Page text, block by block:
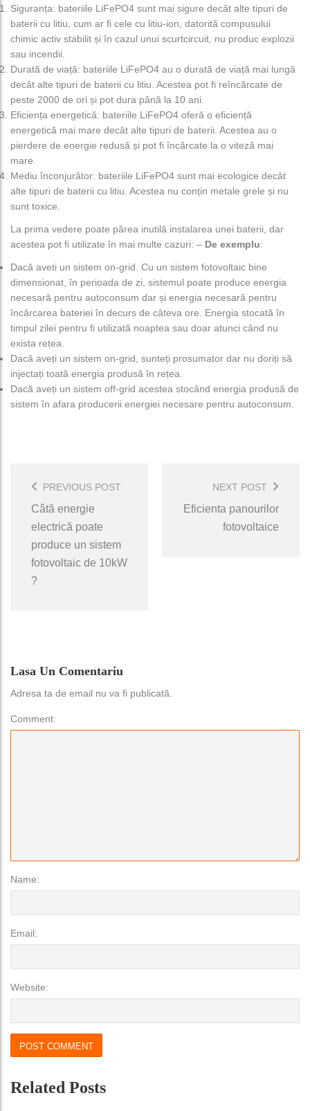
Siguranța: bateriile LiFePO4 sunt mai sigure decât alte tipuri de
baterii cu litiu, cum ar fi cele cu litiu-ion, datorită compusului
chimic activ stabilit și în cazul unui scurtcircuit, nu produc explozii
sau incendii.
Durată de viață: bateriile LiFePO4 au o durată de viață mai lungă
decât alte tipuri de baterii cu litiu. Acestea pot fi reîncărcate de
peste 2000 de ori și pot dura până la 10 ani.
Eficiența energetică: bateriile LiFePO4 oferă o eficiență
energetică mai mare decât alte tipuri de baterii. Acestea au o
pierdere de energie redusă și pot fi încărcate la o viteză mai
mare.
Mediu înconjurător: bateriile LiFePO4 sunt mai ecologice decât
alte tipuri de baterii cu litiu. Acestea nu conțin metale grele și nu
sunt toxice.
La prima vedere poate părea inutilă instalarea unei baterii, dar
acestea pot fi utilizate în mai multe cazuri: – De exemplu:
Dacă aveti un sistem on-grid. Cu un sistem fotovoltaic bine
dimensionat, în perioada de zi, sistemul poate produce energia
necesară pentru autoconsum dar și energia necesară pentru
încărcarea bateriei în decurs de câteva ore. Energia stocată în
timpul zilei pentru fi utilizată noaptea sau doar atunci când nu
exista rețea.
Dacă aveți un sistem on-grid, sunteți prosumator dar nu doriți să
injectați toată energia produsă în rețea.
Dacă aveți un sistem off-grid acestea stocând energia produsă de
sistem în afara producerii energiei necesare pentru autoconsum.
Navigation
PREVIOUS POST
Câtă energie
electrică poate
produce un sistem
fotovoltaic de 10kW
?
NEXT POST
Eficienta panourilor
fotovoltaice
Lasa Un Comentariu
Adresa ta de email nu va fi publicată.
Comment:
Name:
Email:
Website:
Related Posts